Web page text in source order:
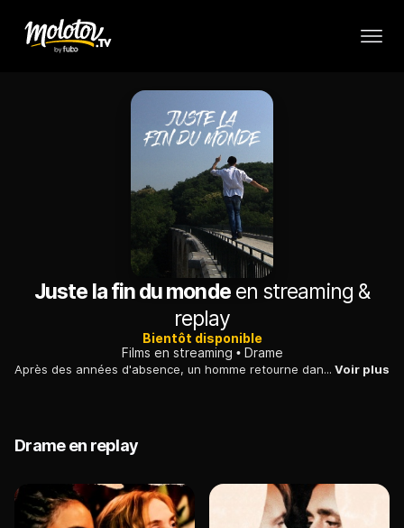
Juste la fin du mondeen streaming &
replay
Bientôt disponible
Films en streaming
Drame
Après des années d'absence, un homme retourne dans sa famille pour annoncer sa mort prochaine. Son retour fait ressurgir tous les vieux conflits familiaux. Voir plus
Drame en replay